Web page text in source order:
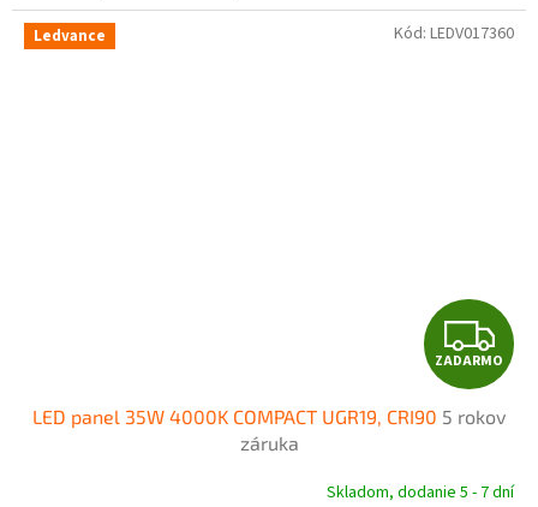
Ledvance
Z
A
D
A
ZADARMO
LED panel 35W 4000K COMPACT UGR19, CRI90 5 rokov
záruka
Skladom, dodanie 5 - 7 dní
Kód: LEDV017360